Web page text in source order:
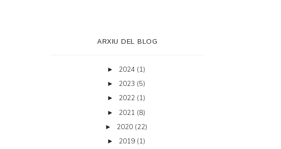
ARXIU DEL BLOG
► 2024 (1)
► 2023 (5)
► 2022 (1)
► 2021 (8)
► 2020 (22)
► 2019 (1)